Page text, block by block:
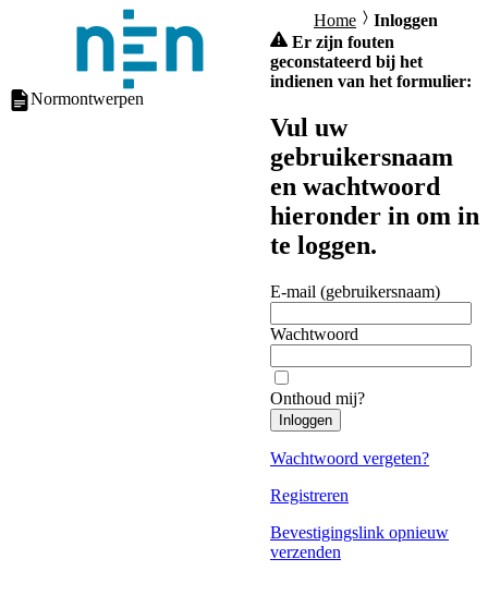
Normontwerpen
Home
Inloggen
Er zijn fouten
geconstateerd bij het
indienen van het formulier:
Vul uw
gebruikersnaam
en wachtwoord
hieronder in om in
te loggen.
E-mail (gebruikersnaam)
Wachtwoord
Onthoud mij?
Inloggen
Wachtwoord vergeten?
Registreren
Bevestigingslink opnieuw
verzenden